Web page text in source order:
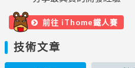
前往 iThome鐵人賽
技術文章